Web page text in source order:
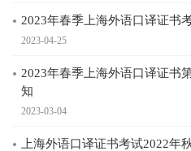
2023年春季上海外语口译证书
2023-04-25
2023年春季上海外语口译证书
知
2023-03-04
上海外语口译证书考试2022年